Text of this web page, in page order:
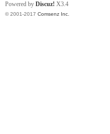
Powered by Discuz! X3.4
© 2001-2017 Comsenz Inc.